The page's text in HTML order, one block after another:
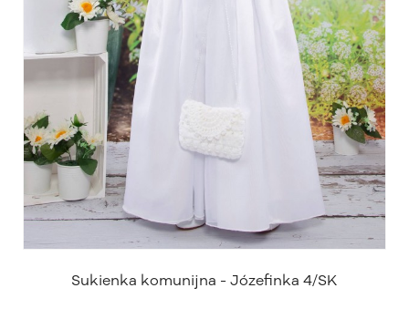
Sukienka komunijna - Józefinka 4/SK